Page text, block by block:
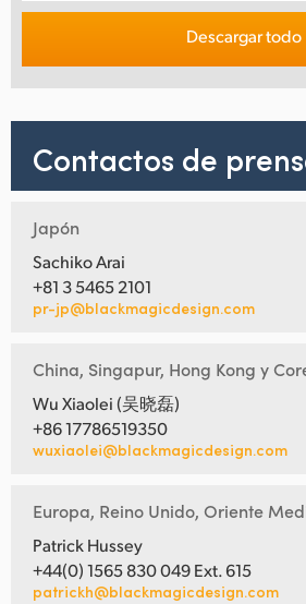
Descargar todo
Contactos de
Japón
Sachiko Arai
+81 3 5465 2101
pr-jp@blackmagicdesign.com
China, Singapur, Hong Kong y
Wu Xiaolei (吴晓磊)
+86 17786519350
wuxiaolei@blackmagicdesign.com
Europa, Reino Unido, Oriente
Patrick Hussey
+44(0) 1565 830 049 Ext. 615
patrickh@blackmagicdesign.com